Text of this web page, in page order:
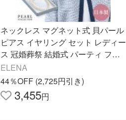
ネックレス マグネット式 貝パール
ピアス イヤリング セット レディー
ス 冠婚葬祭 結婚式 パーティ フォ
ーマル 葬式 入学式 卒業式 セレモ
ニー マグネット
ELENA
44％OFF (2,725円引き)
3,455円